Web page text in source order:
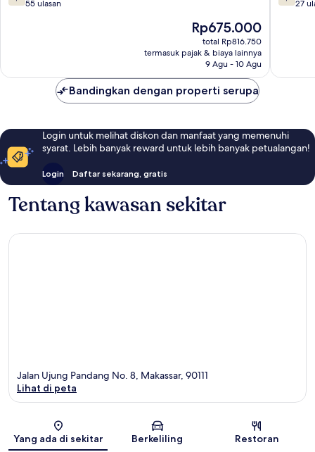
dari55 ulasan
Harga
sekarang
Rp675.000
Rp675.000
total Rp816.750
termasuk pajak & biaya lainnya
9 Agu - 10 Agu
dari27
Bandingkan dengan properti serupa
Login untuk melihat diskon dan manfaat yang memenuhi
syarat. Lebih banyak reward untuk lebih banyak petualangan!
Login Daftar sekarang, gratis
Tentang kawasan sekitar
Peta
Jalan Ujung Pandang No. 8, Makassar, 90111
Lihat di peta
Yang ada di sekitar Berkeliling Restoran